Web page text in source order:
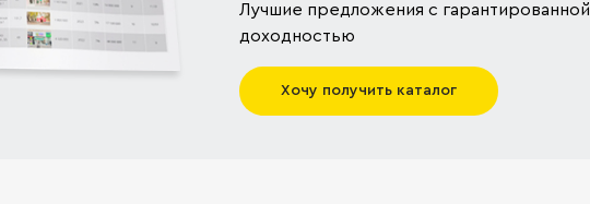
Лучшие предложения с гарантированной
доходностью
Хочу получить каталог